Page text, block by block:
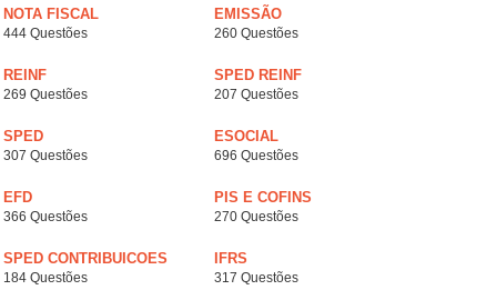
NOTA FISCAL
444 Questões
EMISSÃO
260 Questões
REINF
269 Questões
SPED REINF
207 Questões
SPED
307 Questões
ESOCIAL
696 Questões
EFD
366 Questões
PIS E COFINS
270 Questões
SPED CONTRIBUICOES
184 Questões
IFRS
317 Questões